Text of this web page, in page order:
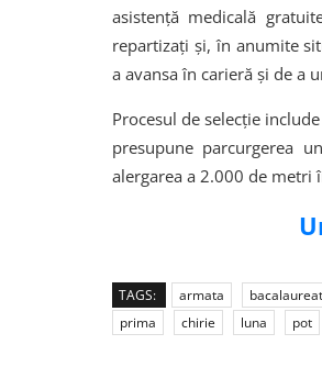
asistență medicală
repartizați și, în anumite
a avansa în carieră și de a
Procesul de selecție
presupune parcurgerea
alergarea a 2.000 de metri
TAGS: armata bacalaureat
prima
chirie luna pot